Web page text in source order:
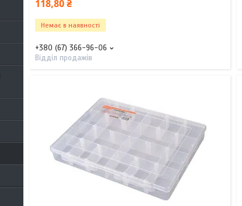
118,80 ₴
Немає в наявності
+380 (67) 366-96-06
Відділ продажів